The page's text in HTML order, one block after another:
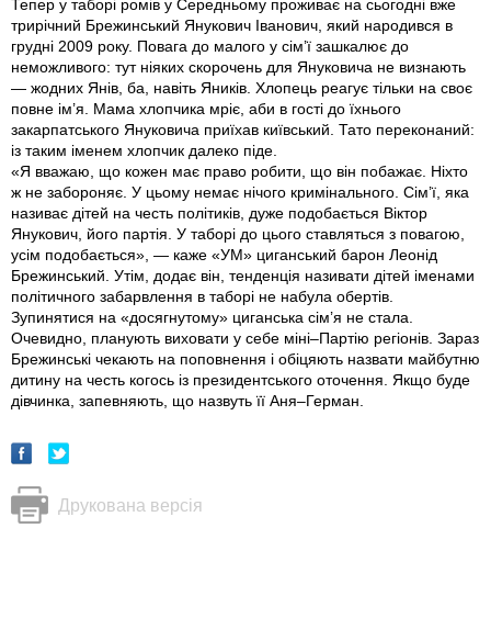
Тепер у таборі ромів у Середньому проживає на сьогодні вже
трирічний Брежинський Янукович Іванович, який народився в
грудні 2009 року. Повага до малого у сім’ї зашкалює до
неможливого: тут ніяких скорочень для Януковича не визнають
— жодних Янів, ба, навіть Яників. Хлопець реагує тільки на своє
повне ім’я. Мама хлопчика мріє, аби в гості до їхнього
закарпатського Януковича приїхав київський. Тато переконаний:
із таким іменем хлопчик далеко піде.
«Я вважаю, що кожен має право робити, що він побажає. Ніхто
ж не забороняє. У цьому немає нічого кримінального. Сім’ї, яка
називає дітей на честь політиків, дуже подобається Віктор
Янукович, його партія. У таборі до цього ставляться з повагою,
усім подобається», — каже «УМ» циганський барон Леонід
Брежинський. Утім, додає він, тенденція називати дітей іменами
політичного забарвлення в таборі не набула обертiв.
Зупинятися на «досягнутому» циганська сім’я не стала.
Очевидно, планують виховати у себе міні–Партію регіонів. Зараз
Брежинські чекають на поповнення і обіцяють назвати майбутню
дитину на честь когось із президентського оточення. Якщо буде
дівчинка, запевняють, що назвуть її Аня–Герман.
Друкована версія